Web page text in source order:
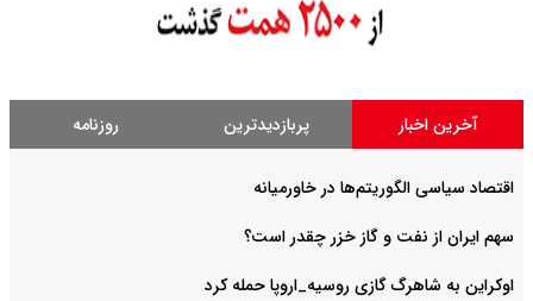
آخرین اخبار پربازدیدترین روزنامه
اقتصاد سیاسی الگوریتم‌ها در خاورمیانه
سهم ایران از نفت و گاز خزر چقدر است؟
اوکراین به شاهرگ گازی روسیه_اروپا حمله کرد